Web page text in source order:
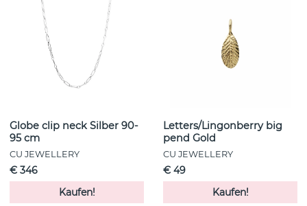
Globe clip neck Silber 90-
95 cm
CU JEWELLERY
€ 346
Kaufen!
Letters/Lingonberry big
pend Gold
CU JEWELLERY
€ 49
Kaufen!